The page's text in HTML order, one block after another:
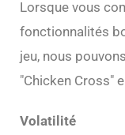
Lorsque vous
fonctionnalités
jeu, nous
"Chicken Cross"
Volatilité